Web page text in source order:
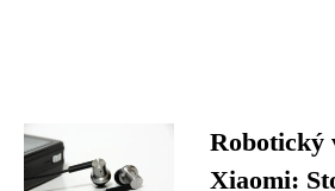
Robotický
Xiaomi: